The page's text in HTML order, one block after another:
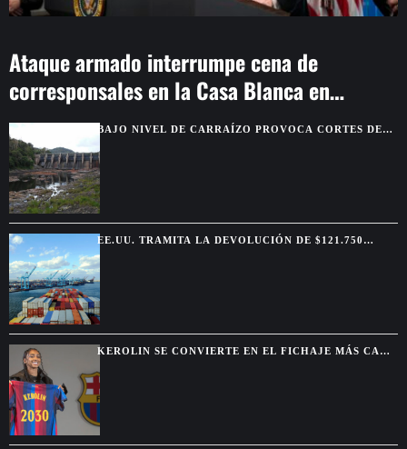
Ataque armado interrumpe cena de
corresponsales en la Casa Blanca en
WashingtonBAJO NIVEL DE CARRAÍZO PROVOCA CORTES DE
EE.UU. TRAMITA LA DEVOLUCIÓN DE $121.750
MILLONES POR ARANCELES ANULADOS
KEROLIN SE CONVIERTE EN EL FICHAJE MÁS CARO